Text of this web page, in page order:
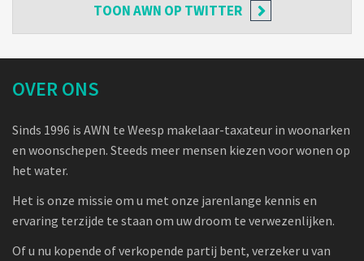
TOONAWN OP TWITTER
OVER ONS
Sinds 1996 is AWN te Weesp makelaar-taxateur in woonarken
en woonschepen. Steeds meer mensen kiezen voor wonen op
het water.
Het is onze missie om u met onze jarenlange kennis en
ervaring terzijde te staan om uw droom te verwezenlijken.
Of u nu kopende of verkopende partij bent, verzeker u van